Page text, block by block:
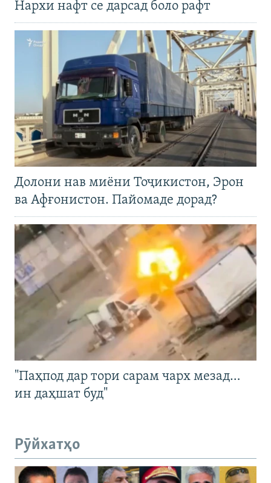
Нархи нафт се дарсад боло рафт
Долони нав миёни Тоҷикистон, Эрон
ва Афғонистон. Пайомаде дорад?
"Паҳпод дар тори сарам чарх мезад…
ин даҳшат буд"
Рӯйхатҳо